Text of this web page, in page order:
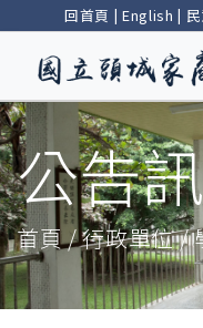
回首頁 | English |
公告
首頁 / 行政單位 /